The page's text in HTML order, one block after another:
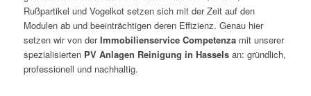
Rußpartikel und Vogelkot setzen sich mit der Zeit auf den
Modulen ab und beeinträchtigen deren Effizienz. Genau hier
setzen wir von derImmobilienservice Competenzamit unserer
spezialisierten PV Anlagen Reinigung in Hasselsan: gründlich,
professionell und nachhaltig.